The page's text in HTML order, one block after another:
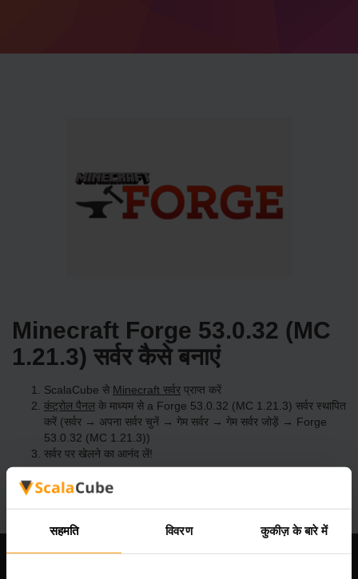
सहमति विवरण कुकीज़ के बारे में
Minecraft Forge 53.0.32 (MC
1.21.3) सर्वर कैसे बनाएं
ScalaCube से Minecraft सर्वर प्राप्त करें
कंट्रोल पैनल के माध्यम से a Forge 53.0.32 (MC 1.21.3) सर्वर स्थापित
करें (सर्वर → अपना सर्वर चुनें → गेम सर्वर → गेम सर्वर जोड़ें → Forge
53.0.32 (MC 1.21.3))
सर्वर पर खेलने का आनंद लें!